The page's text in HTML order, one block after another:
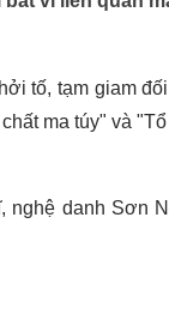
tố, tạm giam
ma túy" và
nghệ danh Sơn